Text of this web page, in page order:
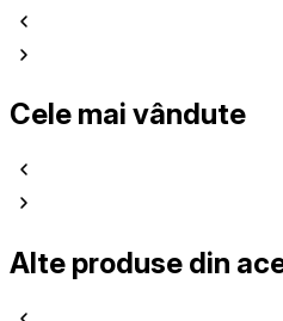
Cele mai vândute
Alte produse din